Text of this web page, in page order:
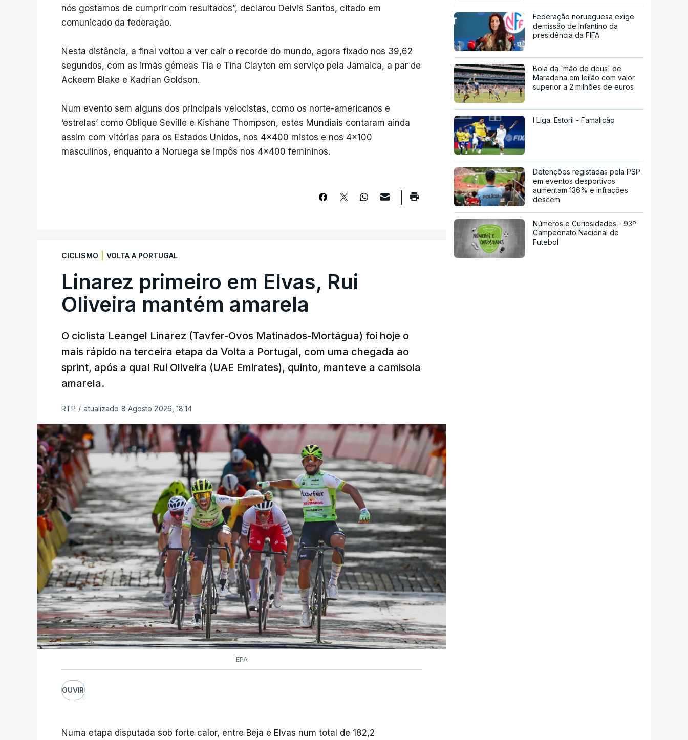
nós gostamos de cumprir com resultados”, declarou Delvis Santos, citado em
comunicado da federação.
Nesta distância, a final voltou a ver cair o recorde do mundo, agora fixado nos 39,62
segundos, com as irmãs gémeas Tia e Tina Clayton em serviço pela Jamaica, a par de
Ackeem Blake e Kadrian Goldson.
Num evento sem alguns dos principais velocistas, como os norte-americanos e
‘estrelas’ como Oblique Seville e Kishane Thompson, estes Mundiais contaram ainda
assim com vitórias para os Estados Unidos, nos 4x400 mistos e nos 4x100
masculinos, enquanto a Noruega se impôs nos 4x400 femininos.
CICLISMO VOLTA A PORTUGAL
Linarez primeiro em Elvas, Rui
Oliveira mantém amarela
O ciclista Leangel Linarez (Tavfer-Ovos Matinados-Mortágua) foi hoje o
mais rápido na terceira etapa da Volta a Portugal, com uma chegada ao
sprint, após a qual Rui Oliveira (UAE Emirates), quinto, manteve a camisola
amarela.
RTP / atualizado 8 Agosto 2026, 18:14
EPA
OUVIR
Numa etapa disputada sob forte calor, entre Beja e Elvas num total de 182,2
Federação norueguesa exige
demissão de Infantino da
presidência da FIFA
Bola da `mão de deus` de
Maradona em leilão com valor
superior a 2 milhões de euros
I Liga. Estoril - Famalicão
Detenções registadas pela PSP
em eventos desportivos
aumentam 136% e infrações
descem
Números e Curiosidades - 93º
Campeonato Nacional de
Futebol